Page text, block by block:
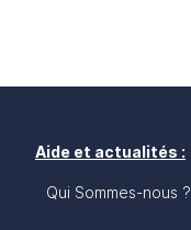
Aide et actualités :
Qui Sommes-nous ?